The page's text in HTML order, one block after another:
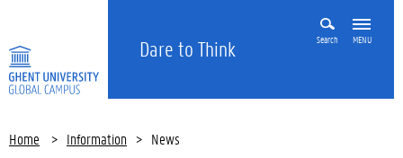
Dare to Think Search MENU
Home > Information > News